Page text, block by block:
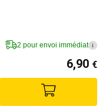
2 pour envoi immédiat i
6,90 €